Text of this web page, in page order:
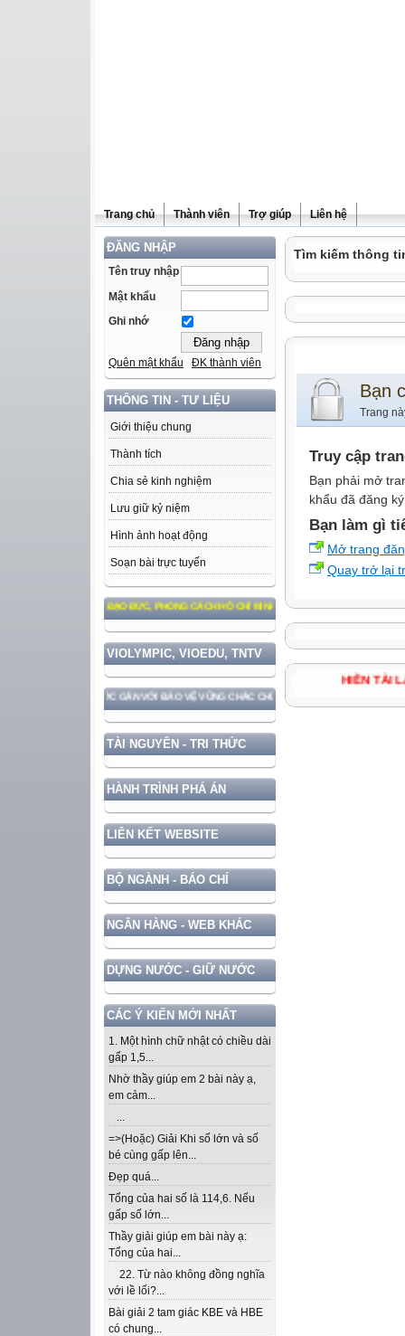
Trang chủ Thành viên Trợ giúp Liên hệ
ĐĂNG NHẬP
Tên truy nhập
Mật khẩu
Ghi nhớ
Quên mật khẩu ĐK thành viên
THÔNG TIN - TƯ LIỆU
Giới thiệu chung
Thành tích
Chia sẻ kinh nghiệm
Lưu giữ kỷ niệm
Hình ảnh hoạt động
Soạn bài trực tuyến
THEO TƯ TƯỞNG, ĐẠO ĐỨC, PHONG CÁCH HỒ CHÍ MINH
VIOLYMPIC, VIOEDU, TNTV
TRIỂN ĐẤT NƯỚC GẮN VỚI BẢO VỆ VỮNG CHẮC CHỦ QUYỀN VÀ ĐỘC LẬP DÂN TỘC!
TÀI NGUYÊN - TRI THỨC
HÀNH TRÌNH PHÁ ÁN
LIÊN KẾT WEBSITE
BỘ NGÀNH - BÁO CHÍ
NGÂN HÀNG - WEB KHÁC
DỰNG NƯỚC - GIỮ NƯỚC
CÁC Ý KIẾN MỚI NHẤT
1. Một hình chữ nhật có chiều dài
gấp 1,5...
Nhờ thầy giúp em 2 bài này ạ,
em cảm...
...
=>(Hoặc) Giải Khi số lớn và số
bé cùng gấp lên...
Đẹp quá...
Tổng của hai số là 114,6. Nếu
gấp số lớn...
Thầy giải giúp em bài này ạ:
Tổng của hai...
22. Từ nào không đồng nghĩa
với lề lối?...
Bài giải 2 tam giác KBE và HBE
có chung...
Tìm kiếm thông
Bạn
Trang
Truy cập
Bạn phải mở
khẩu đã đăng
Bạn làm gì
Mở trang
Quay trở lại
HIỀN